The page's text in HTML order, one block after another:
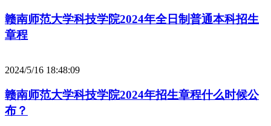
赣南师范大学科技学院2024年全日制普通本科招生
章程
2024/5/16 18:48:09
赣南师范大学科技学院2024年招生章程什么时候公
布？